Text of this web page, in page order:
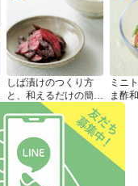
しば漬けのつくり方
と、和えるだけの簡単
アレンジレシピ
ミニ
ま酢